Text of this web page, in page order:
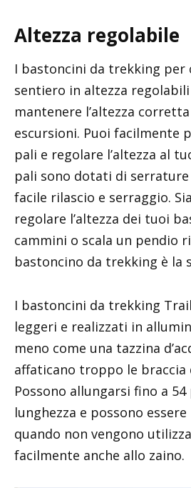
Altezza regolabile
I bastoncini da trekking per
sentiero in altezza
mantenere l’altezza
escursioni. Puoi facilmente
pali e regolare l’altezza al
pali sono dotati di serrature
facile rilascio e serraggio.
regolare l’altezza dei tuoi
cammini o scala un pendio
bastoncino da trekking è la
I bastoncini da trekking
leggeri e realizzati in
meno come una tazzina
affaticano troppo le braccia
Possono allungarsi fino a
lunghezza e possono
quando non vengono
facilmente anche allo zaino.